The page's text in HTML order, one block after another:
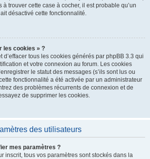
à trouver cette case à cocher, il est probable qu’un
désactivé cette fonctionnalité.
les cookies » ?
d’effacer tous les cookies générés par phpBB 3.3 qui
et votre connexion au forum. Les cookies
le statut des messages (s’ils sont lus ou
fonctionnalité a été activée par un administrateur
des problèmes récurrents de connexion et de
de supprimer les cookies.
des utilisateurs
mes paramètres ?
inscrit, tous vos paramètres sont stockés dans la